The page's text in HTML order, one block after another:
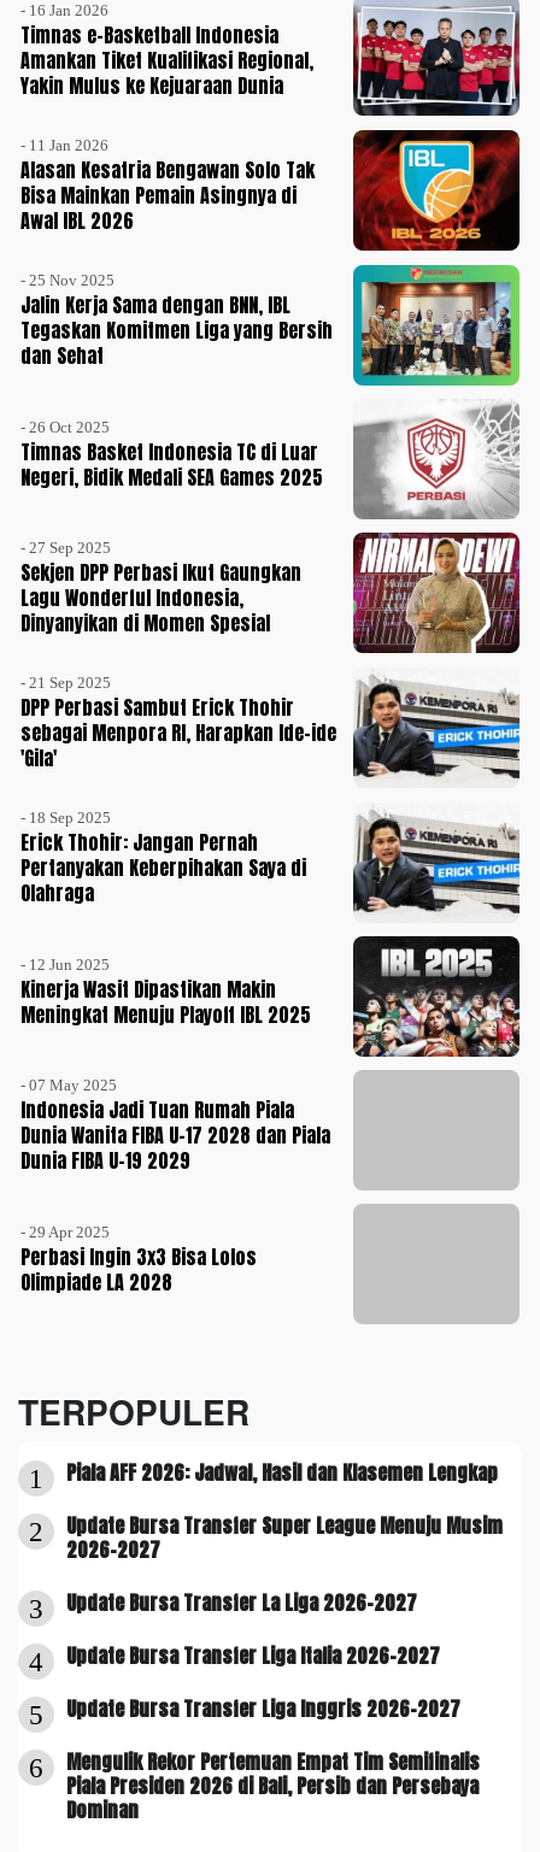
- 16 Jan 2026
Timnas e-Basketball Indonesia
Amankan Tiket Kualifikasi Regional,
Yakin Mulus ke Kejuaraan Dunia
- 11 Jan 2026
Alasan Kesatria Bengawan Solo Tak
Bisa Mainkan Pemain Asingnya di
Awal IBL 2026
- 25 Nov 2025
Jalin Kerja Sama dengan BNN, IBL
Tegaskan Komitmen Liga yang Bersih
dan Sehat
- 26 Oct 2025
Timnas Basket Indonesia TC di Luar
Negeri, Bidik Medali SEA Games 2025
- 27 Sep 2025
Sekjen DPP Perbasi Ikut Gaungkan
Lagu Wonderful Indonesia,
Dinyanyikan di Momen Spesial
- 21 Sep 2025
DPP Perbasi Sambut Erick Thohir
sebagai Menpora RI, Harapkan Ide-ide
'Gila'
- 18 Sep 2025
Erick Thohir: Jangan Pernah
Pertanyakan Keberpihakan Saya di
Olahraga
- 12 Jun 2025
Kinerja Wasit Dipastikan Makin
Meningkat Menuju Playoff IBL 2025
- 07 May 2025
Indonesia Jadi Tuan Rumah Piala
Dunia Wanita FIBA U-17 2028 dan Piala
Dunia FIBA U-19 2029
- 29 Apr 2025
Perbasi Ingin 3x3 Bisa Lolos
Olimpiade LA 2028
TERPOPULER
1 Piala AFF 2026: Jadwal, Hasil dan Klasemen Lengkap
2
Update Bursa Transfer Super League Menuju Musim
2026-2027
3 Update Bursa Transfer La Liga 2026-2027
4 Update Bursa Transfer Liga Italia 2026-2027
5 Update Bursa Transfer Liga Inggris 2026-2027
6
Mengulik Rekor Pertemuan Empat Tim Semifinalis
Piala Presiden 2026 di Bali, Persib dan Persebaya
Dominan